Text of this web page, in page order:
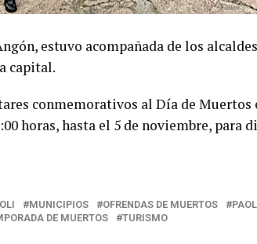
estuvo acompañada de los
capital.
conmemorativos al Día de Muertos
horas, hasta el 5 de noviembre, para
MUNICIPIOS OFRENDAS DE MUERTOS
DE MUERTOS TURISMO